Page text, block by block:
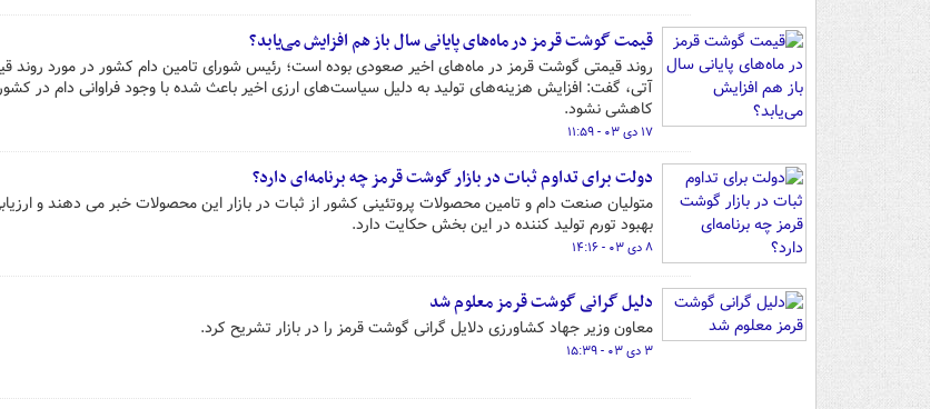
قیمت گوشت قرمز در ماه‌های پایانی سال باز هم افزایش می‌یابد؟
روند قیمتی گوشت قرمز در ماه‌های اخیر صعودی بوده است؛ رئیس شورای تامین دام کشور در مورد روند
آتی، گفت: افزایش هزینه‌های تولید به دلیل سیاست‌های ارزی اخیر باعث شده با وجود فراوانی دام در
کاهشی نشود.
۱۷ دی ۰۳ - ۱۱:۵۹
دولت برای تداوم ثبات در بازار گوشت قرمز چه برنامه‌ای دارد؟
متولیان صنعت دام و تامین محصولات پروتئینی کشور از ثبات در بازار این محصولات خبر می دهند و ارزیابی
بهبود تورم تولید کننده در این بخش حکایت دارد.
۸ دی ۰۳ - ۱۴:۱۶
دلیل گرانی گوشت قرمز معلوم شد
معاون وزیر جهاد کشاورزی دلایل گرانی گوشت قرمز را در بازار تشریح کرد.
۳ دی ۰۳ - ۱۵:۳۹